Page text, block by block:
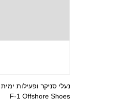
F-1 Offshore Shoes